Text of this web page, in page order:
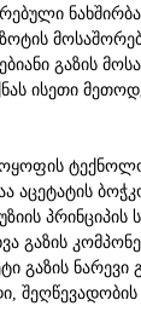
გაზის
ისეთი
აცეტატის
გაზის
გაზის